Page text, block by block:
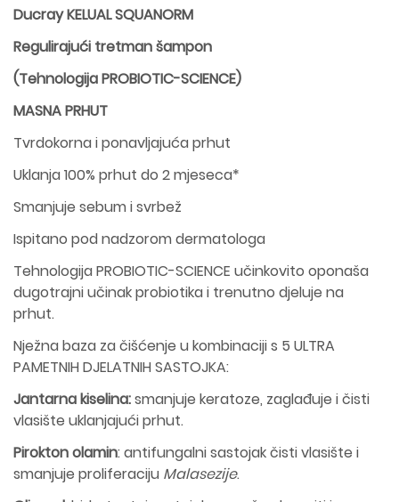
Ducray KELUAL SQUANORM
Regulirajući tretman šampon
(Tehnologija PROBIOTIC-SCIENCE)
MASNA PRHUT
Tvrdokorna i ponavljajuća prhut
Uklanja 100% prhut do 2 mjeseca*
Smanjuje sebum i svrbež
Ispitano pod nadzorom dermatologa
Tehnologija PROBIOTIC-SCIENCE učinkovito oponaša
dugotrajni učinak probiotika i trenutno djeluje na
prhut.
Nježna baza za čišćenje u kombinaciji s 5 ULTRA
PAMETNIH DJELATNIH SASTOJKA:
Jantarna kiselina:smanjuje keratoze, zaglađuje i čisti
vlasište uklanjajući prhut.
Pirokton olamin: antifungalni sastojak čisti vlasište i
smanjuje proliferaciju Malasezije.